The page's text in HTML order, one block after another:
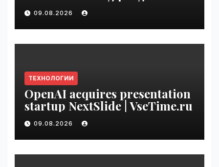
with Original Content
Rewards | VseTime.ru
09.08.2026
ТЕХНОЛОГИИ
OpenAI acquires presentation
startup NextSlide | VseTime.ru
09.08.2026